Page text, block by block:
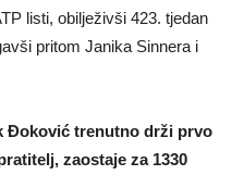
listi, obilježivši 423. tjedan
​​pritom Janika Sinnera i
Đoković trenutno drži prvo
zaostaje za 1330